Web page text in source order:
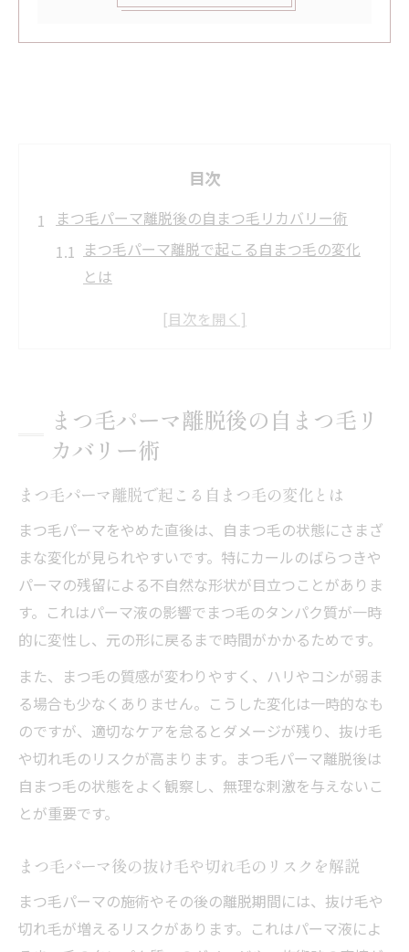
目次
まつ毛パーマ離脱後の自まつ毛リカバリー術
まつ毛パーマ離脱で起こる自まつ毛の変化
とは
まつ毛パーマ後の抜け毛や切れ毛のリスク
まつ毛パーマやめた後のケアで大切なポイ
ント
健康的なまつ毛再生を促す生活習慣の見直
自然なまつ毛を目指すケア生活の始め方
まつ毛パーマ離脱時の毎日のケア習慣とは
自まつ毛を守るクレンジングと洗顔のコツ
まつ毛パーマ後におすすめの美容液の選び
生活で避けたいまつ毛パーマ離脱時のNG行
動
まつ毛パーマしない方がいい人の特徴を知
る
カールがばらつく時の対処と改善策を解説
は
自まつ毛のばらつき時に試したいお手入れ
法
まつ毛パーマ離脱後の自まつ毛リ
カバリー術
まつ毛パーマ離脱で起こる自まつ毛の変化とは
まつ毛パーマをやめた直後は、自まつ毛の状態にさまざ
まな変化が見られやすいです。特にカールのばらつきや
パーマの残留による不自然な形状が目立つことがありま
す。これはパーマ液の影響でまつ毛のタンパク質が一時
的に変性し、元の形に戻るまで時間がかかるためです。
また、まつ毛の質感が変わりやすく、ハリやコシが弱ま
る場合も少なくありません。こうした変化は一時的なも
のですが、適切なケアを怠るとダメージが残り、抜け毛
や切れ毛のリスクが高まります。まつ毛パーマ離脱後は
自まつ毛の状態をよく観察し、無理な刺激を与えないこ
とが重要です。
まつ毛パーマ後の抜け毛や切れ毛のリスクを解説
まつ毛パーマの施術やその後の離脱期間には、抜け毛や
切れ毛が増えるリスクがあります。これはパーマ液によ